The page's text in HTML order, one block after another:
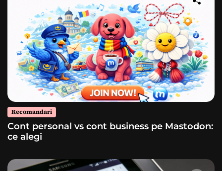
Recomandari
Cont personal vs cont business pe Mastodon:
ce alegi